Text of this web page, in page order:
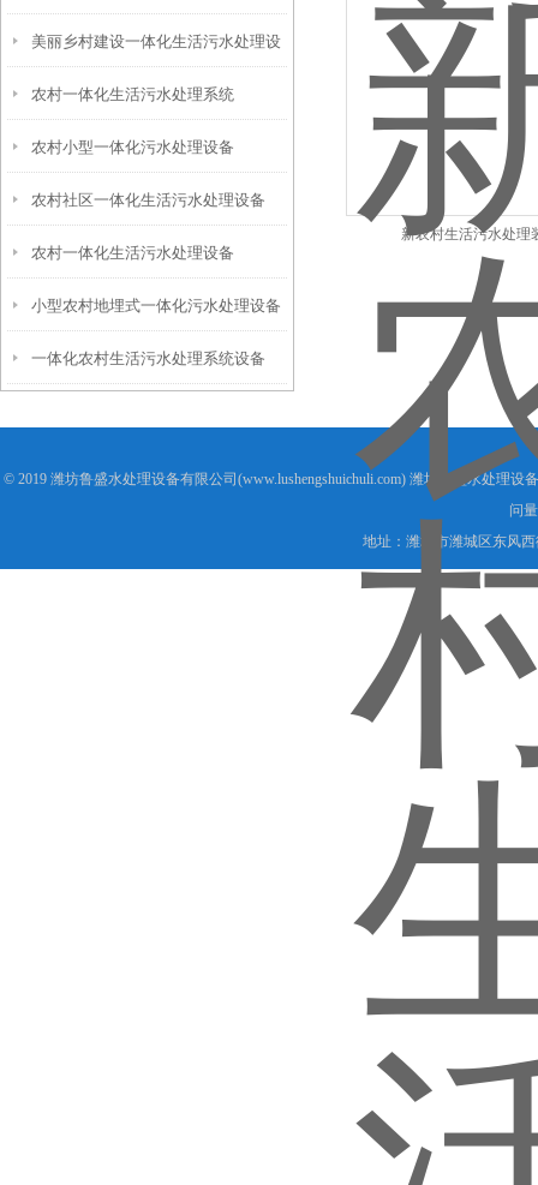
美丽乡村建设一体化生活污水处理设
备
农村一体化生活污水处理系统
农村小型一体化污水处理设备
农村社区一体化生活污水处理设备
农村一体化生活污水处理设备
小型农村地埋式一体化污水处理设备
一体化农村生活污水处理系统设备
新农村生活污水处理
© 2019 潍坊鲁盛水处理设备有限公司(www.lushengshuichuli.com) 潍坊鲁盛水处理设
问
地址：潍坊市潍城区东风